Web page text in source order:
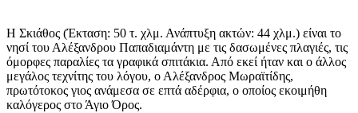
Η Σκιάθος (Έκταση: 50 τ. χλμ. Ανάπτυξη ακτών: 44 χλμ.) είναι το
νησί του Αλέξανδρου Παπαδιαμάντη με τις δασωμένες πλαγιές, τις
όμορφες παραλίες τα γραφικά σπιτάκια. Από εκεί ήταν και ο άλλος
μεγάλος τεχνίτης του λόγου, ο Αλέξανδρος Μωραϊτίδης,
πρωτότοκος γιος ανάμεσα σε επτά αδέρφια, ο οποίος εκοιμήθη
καλόγερος στο Άγιο Όρος.